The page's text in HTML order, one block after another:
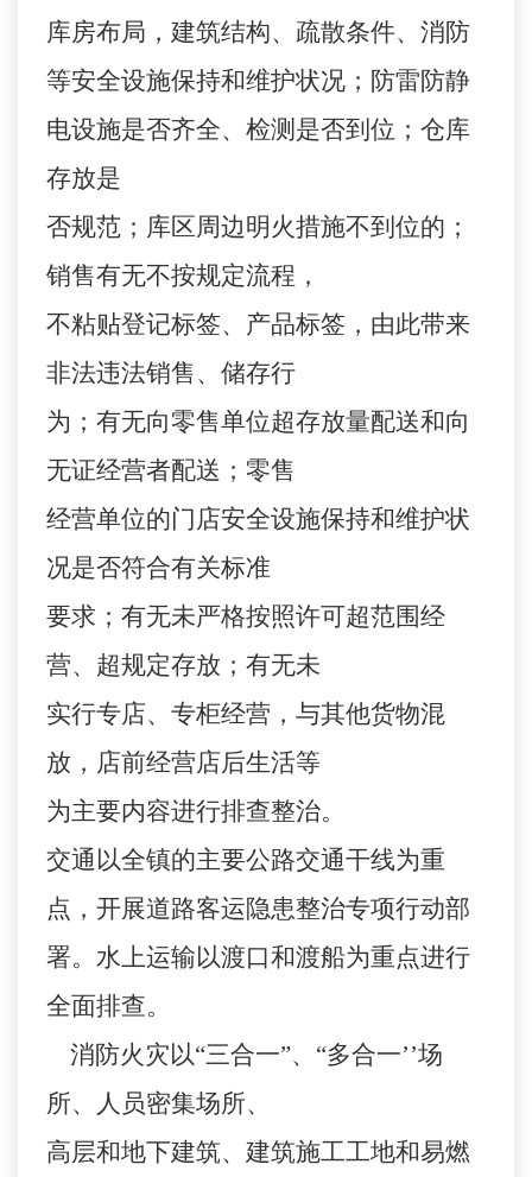
库房布局，建筑结构、疏散条件、消防
等安全设施保持和维护状况；防雷防静
电设施是否齐全、检测是否到位；仓库
存放是
否规范；库区周边明火措施不到位的；
销售有无不按规定流程，
不粘贴登记标签、产品标签，由此带来
非法违法销售、储存行
为；有无向零售单位超存放量配送和向
无证经营者配送；零售
经营单位的门店安全设施保持和维护状
况是否符合有关标准
要求；有无未严格按照许可超范围经
营、超规定存放；有无未
实行专店、专柜经营，与其他货物混
放，店前经营店后生活等
为主要内容进行排查整治。
交通以全镇的主要公路交通干线为重
点，开展道路客运隐患整治专项行动部
署。水上运输以渡口和渡船为重点进行
全面排查。
消防火灾以“三合一”、“多合一’’场
所、人员密集场所、
高层和地下建筑、建筑施工工地和易燃